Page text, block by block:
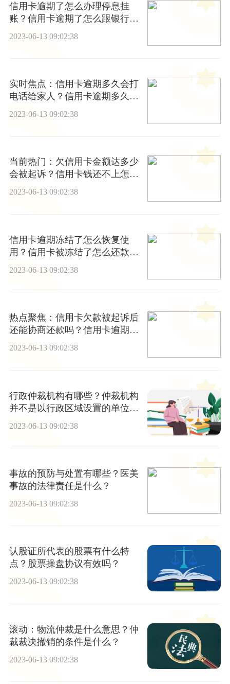
信用卡逾期了怎么办理停息挂
账？信用卡逾期了怎么跟银行协
2023-06-13 09:02:38
实时焦点：信用卡逾期多久会打
电话给家人？信用卡逾期多久会
上征信黑名单？
2023-06-13 09:02:38
当前热门：欠信用卡金额达多少
会被起诉？信用卡钱还不上怎么
办？
2023-06-13 09:02:38
信用卡逾期冻结了怎么恢复使
用？信用卡被冻结了怎么还款？
2023-06-13 09:02:38
热点聚焦：信用卡欠款被起诉后
还能协商还款吗？信用卡逾期之
后应该怎么办？
2023-06-13 09:02:38
行政仲裁机构有哪些？仲裁机构
并不是以行政区域设置的单位
2023-06-13 09:02:38
事故的预防与处置有哪些？医美
事故的法律责任是什么？
2023-06-13 09:02:38
认股证所代表的股票有什么特
点？股票操盘协议有效吗？
2023-06-13 09:02:38
滚动：物流仲裁是什么意思？仲
裁裁决撤销的条件是什么？
2023-06-13 09:02:38